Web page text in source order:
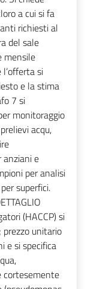
a cui si fa
richiesti al
del sale
mensile
si
e la stima
7 si
monitoraggio
acqu,
e
per analisi
superfici.
(HACCP) si
prezzo unitario
e si specifica
cortesemente